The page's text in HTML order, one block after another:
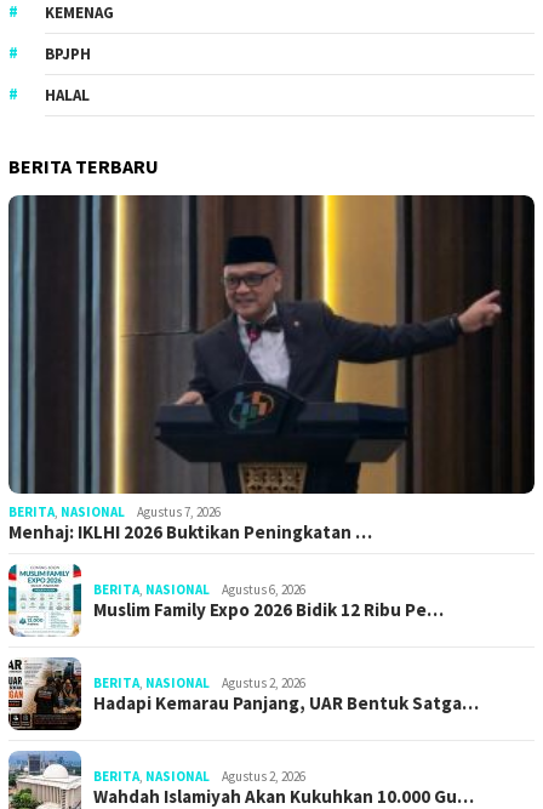
KEMENAG
BPJPH
HALAL
BERITA TERBARU
BERITA NASIONAL Agustus 7, 2026
Menhaj: IKLHI 2026 Buktikan Peningkatan …
BERITA NASIONAL Agustus 6, 2026
Muslim Family Expo 2026 Bidik 12 Ribu Pe…
BERITA NASIONAL Agustus 2, 2026
Hadapi Kemarau Panjang, UAR Bentuk Satga…
BERITA NASIONAL Agustus 2, 2026
Wahdah Islamiyah Akan Kukuhkan 10.000 Gu…